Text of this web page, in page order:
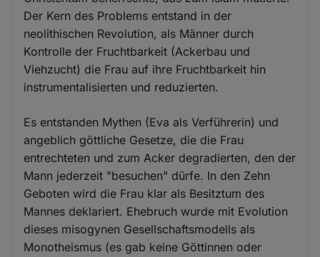
Der Kern des Problems entstand in der
neolithischen Revolution, als Männer durch
Kontrolle der Fruchtbarkeit (Ackerbau und
Viehzucht) die Frau auf ihre Fruchtbarkeit hin
instrumentalisierten und reduzierten.
Es entstanden Mythen (Eva als Verführerin) und
angeblich göttliche Gesetze, die die Frau
entrechteten und zum Acker degradierten, den der
Mann jederzeit "besuchen" dürfe. In den Zehn
Geboten wird die Frau klar als Besitztum des
Mannes deklariert. Ehebruch wurde mit Evolution
dieses misogynen Gesellschaftsmodells als
Monotheismus (es gab keine Göttinnen oder